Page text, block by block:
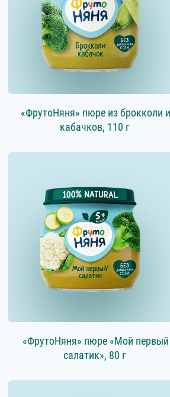
«ФрутоНяня» пюре из брокколи и
кабачков, 110 г
«ФрутоНяня» пюре «Мой первый
салатик», 80 г